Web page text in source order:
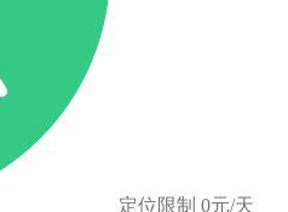
定位限制 0元/天